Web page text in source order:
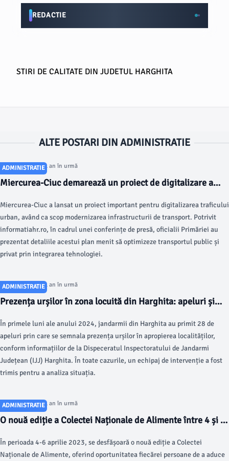
REDACTIE
STIRI DE CALITATE DIN JUDETUL HARGHITA
ALTE POSTARI DIN ADMINISTRATIE
ADMINISTRATIE
Articol postat cu 1 an în urmă
Miercurea-Ciuc demarează un proiect de digitalizare a
Miercurea-Ciuc a lansat un proiect important pentru digitalizarea traficului
urban, având ca scop modernizarea infrastructurii de transport. Potrivit
informatiahr.ro, în cadrul unei conferințe de presă, oficialii Primăriei au
prezentat detaliile acestui plan menit să optimizeze transportul public și
privat prin integrarea tehnologiei.
ADMINISTRATIE
Articol postat cu 1 an în urmă
Prezența urșilor în zona locuită din Harghita: apeluri și
În primele luni ale anului 2024, jandarmii din Harghita au primit 28 de
apeluri prin care se semnala prezența urșilor în apropierea localităților,
conform informațiilor de la Dispeceratul Inspectoratului de Jandarmi
Județean (IJJ) Harghita. În toate cazurile, un echipaj de intervenție a fost
trimis pentru a analiza situația.
ADMINISTRATIE
Articol postat cu 1 an în urmă
O nouă ediție a Colectei Naționale de Alimente între 4 și 6
În perioada 4-6 aprilie 2023, se desfășoară o nouă ediție a Colectei
Naționale de Alimente, oferind oportunitatea fiecărei persoane de a aduce